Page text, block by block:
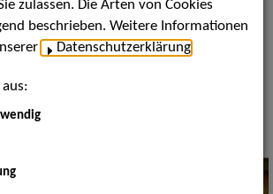
Balladen Songs, Big Bands Tanzmusik,
Folklore:
Gitarre, Schlaginstrumente,
zulassen. Die Arten von Cookies
beschrieben. Weitere Informationen
Datenschutzerklärung